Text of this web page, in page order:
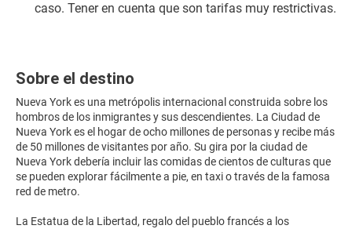
caso. Tener en cuenta que son tarifas muy restrictivas.
Sobre el destino
Nueva York es una metrópolis internacional construida sobre los
hombros de los inmigrantes y sus descendientes. La Ciudad de
Nueva York es el hogar de ocho millones de personas y recibe más
de 50 millones de visitantes por año. Su gira por la ciudad de
Nueva York debería incluir las comidas de cientos de culturas que
se pueden explorar fácilmente a pie, en taxi o través de la famosa
red de metro.
La Estatua de la Libertad, regalo del pueblo francés a los